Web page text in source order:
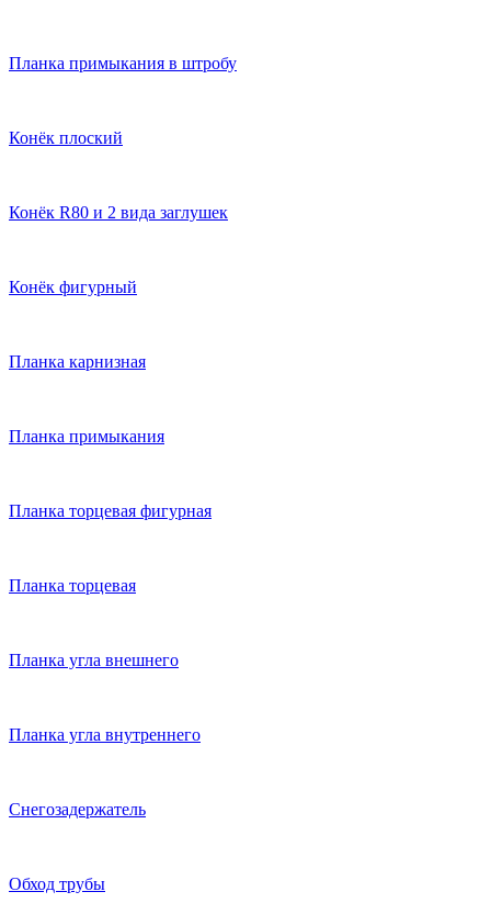
Планка примыкания в штробу
Конёк плоский
Конёк R80 и 2 вида заглушек
Конёк фигурный
Планка карнизная
Планка примыкания
Планка торцевая фигурная
Планка торцевая
Планка угла внешнего
Планка угла внутреннего
Снегозадержатель
Обход трубы